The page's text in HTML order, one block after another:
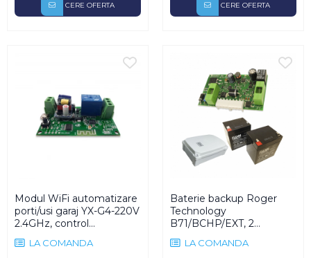
CERE OFERTA CERE OFERTA
Modul WiFi automatizare
porti/usi garaj YX-G4-220V
2.4GHz, control
smartphone, Android/iOS
LA COMANDA
Baterie backup Roger
Technology
B71/BCHP/EXT, 2
acumulatori, 16-24 Vac
LA COMANDA